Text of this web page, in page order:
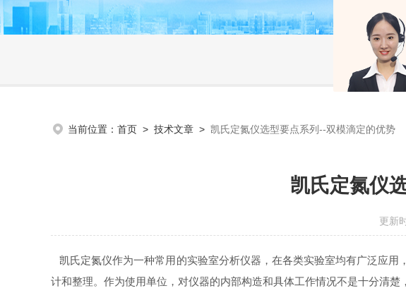
当前位置： 首页 > 技术文章 > 凯氏定氮仪选型要点系列--双模滴定的优势
凯氏定氮仪
更新
凯氏定氮仪作为一种常用的实验室分析仪器，在各类实验室均有广泛应
计和整理。作为使用单位，对仪器的内部构造和具体工作情况不是十分清